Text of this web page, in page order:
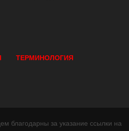
ТЕРМИНОЛОГИЯ
благодарны за указание ссылки на